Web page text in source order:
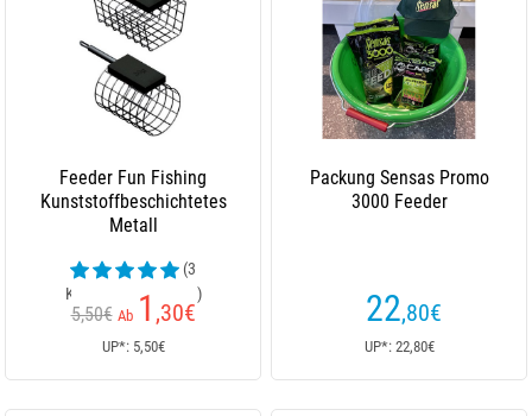
Feeder Fun Fishing
Kunststoffbeschichtetes
Metall
(3
Kundenrezensionen)
5,50€ Ab 1 ,30€
UP*: 5,50€
Packung Sensas Promo
3000 Feeder
22,80€
UP*: 22,80€